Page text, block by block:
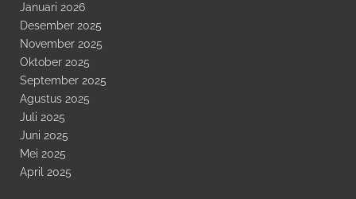
Januari 2026
Desember 2025
November 2025
Oktober 2025
September 2025
Agustus 2025
Juli 2025
Juni 2025
Mei 2025
April 2025